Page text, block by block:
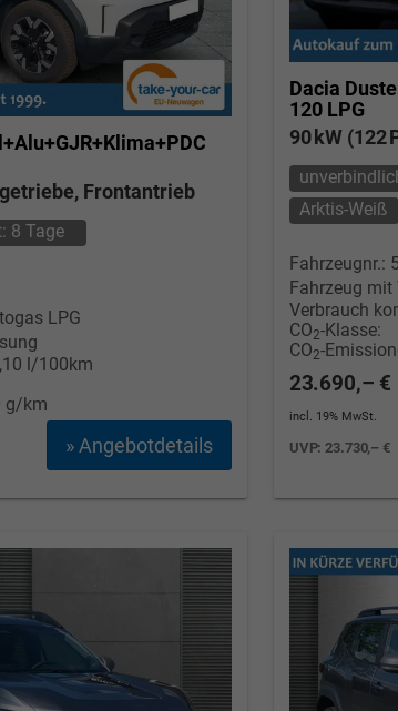
Frontantrieb
8 Tage
LPG
l/100km
g/km
» Angebotdetails
Dacia
120 LPG
90 kW (122
Arktis-Weiß
Fahrzeugnr.:
Fahrzeug
Verbrauch
CO2-Klasse:
CO2-
23.690,– €
incl. 19% MwSt.
UVP:23.730,– €